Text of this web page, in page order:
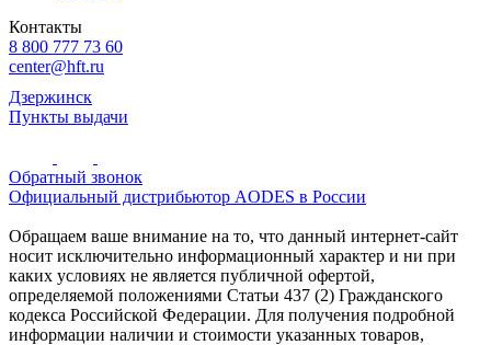
Контакты
8 800 777 73 60
center@hft.ru
Дзержинск
Пункты выдачи
Обратный звонок
Официальный дистрибьютор AODES в России
Обращаем ваше внимание на то, что данный интернет-сайт
носит исключительно информационный характер и ни при
каких условиях не является публичной офертой,
определяемой положениями Статьи 437 (2) Гражданского
кодекса Российской Федерации. Для получения подробной
информации наличии и стоимости указанных товаров,